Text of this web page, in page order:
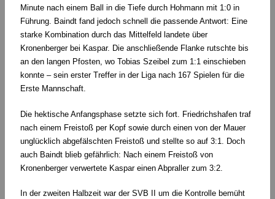
Minute nach einem Ball in die Tiefe durch Hohmann mit 1:0 in
Führung. Baindt fand jedoch schnell die passende Antwort: Eine
starke Kombination durch das Mittelfeld landete über
Kronenberger bei Kaspar. Die anschließende Flanke rutschte bis
an den langen Pfosten, wo Tobias Szeibel zum 1:1 einschieben
konnte – sein erster Treffer in der Liga nach 167 Spielen für die
Erste Mannschaft.
Die hektische Anfangsphase setzte sich fort. Friedrichshafen traf
nach einem Freistoß per Kopf sowie durch einen von der Mauer
unglücklich abgefälschten Freistoß und stellte so auf 3:1. Doch
auch Baindt blieb gefährlich: Nach einem Freistoß von
Kronenberger verwertete Kaspar einen Abpraller zum 3:2.
In der zweiten Halbzeit war der SVB II um die Kontrolle bemüht